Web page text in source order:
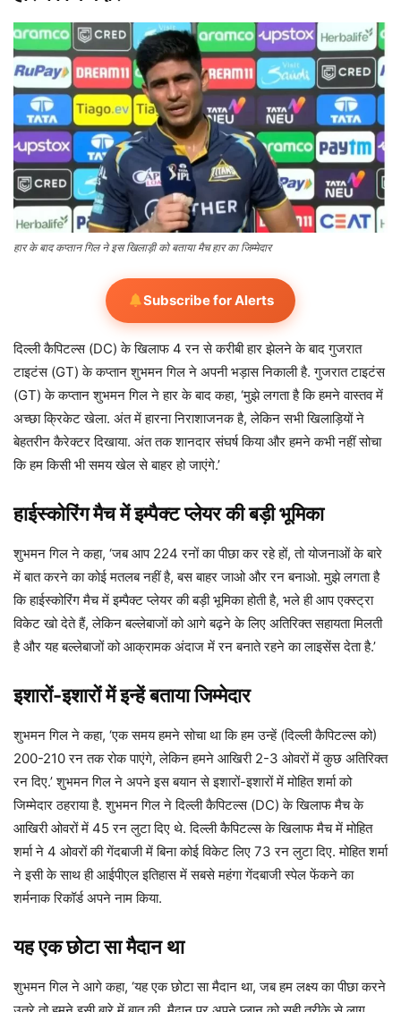
हार के बाद कप्तान गिल ने इस खिलाड़ी को बताया मैच हार का जिम्मेदार
Subscribe for Alerts
दिल्ली कैपिटल्स (DC) के खिलाफ 4 रन से करीबी हार झेलने के बाद गुजरात
टाइटंस (GT) के कप्तान शुभमन गिल ने अपनी भड़ास निकाली है. गुजरात टाइटंस
(GT) के कप्तान शुभमन गिल ने हार के बाद कहा, ‘मुझे लगता है कि हमने वास्तव में
अच्छा क्रिकेट खेला. अंत में हारना निराशाजनक है, लेकिन सभी खिलाड़ियों ने
बेहतरीन कैरेक्टर दिखाया. अंत तक शानदार संघर्ष किया और हमने कभी नहीं सोचा
कि हम किसी भी समय खेल से बाहर हो जाएंगे.’
हाईस्कोरिंग मैच में इम्पैक्ट प्लेयर की बड़ी भूमिका
शुभमन गिल ने कहा, ‘जब आप 224 रनों का पीछा कर रहे हों, तो योजनाओं के बारे
में बात करने का कोई मतलब नहीं है, बस बाहर जाओ और रन बनाओ. मुझे लगता है
कि हाईस्कोरिंग मैच में इम्पैक्ट प्लेयर की बड़ी भूमिका होती है, भले ही आप एक्स्ट्रा
विकेट खो देते हैं, लेकिन बल्लेबाजों को आगे बढ़ने के लिए अतिरिक्त सहायता मिलती
है और यह बल्लेबाजों को आक्रामक अंदाज में रन बनाते रहने का लाइसेंस देता है.’
इशारों-इशारों में इन्हें बताया जिम्मेदार
शुभमन गिल ने कहा, ‘एक समय हमने सोचा था कि हम उन्हें (दिल्ली कैपिटल्स को)
200-210 रन तक रोक पाएंगे, लेकिन हमने आखिरी 2-3 ओवरों में कुछ अतिरिक्त
रन दिए.’ शुभमन गिल ने अपने इस बयान से इशारों-इशारों में मोहित शर्मा को
जिम्मेदार ठहराया है. शुभमन गिल ने दिल्ली कैपिटल्स (DC) के खिलाफ मैच के
आखिरी ओवरों में 45 रन लुटा दिए थे. दिल्ली कैपिटल्स के खिलाफ मैच में मोहित
शर्मा ने 4 ओवरों की गेंदबाजी में बिना कोई विकेट लिए 73 रन लुटा दिए. मोहित शर्मा
ने इसी के साथ ही आईपीएल इतिहास में सबसे महंगा गेंदबाजी स्पेल फेंकने का
शर्मनाक रिकॉर्ड अपने नाम किया.
यह एक छोटा सा मैदान था
शुभमन गिल ने आगे कहा, ‘यह एक छोटा सा मैदान था, जब हम लक्ष्य का पीछा करने